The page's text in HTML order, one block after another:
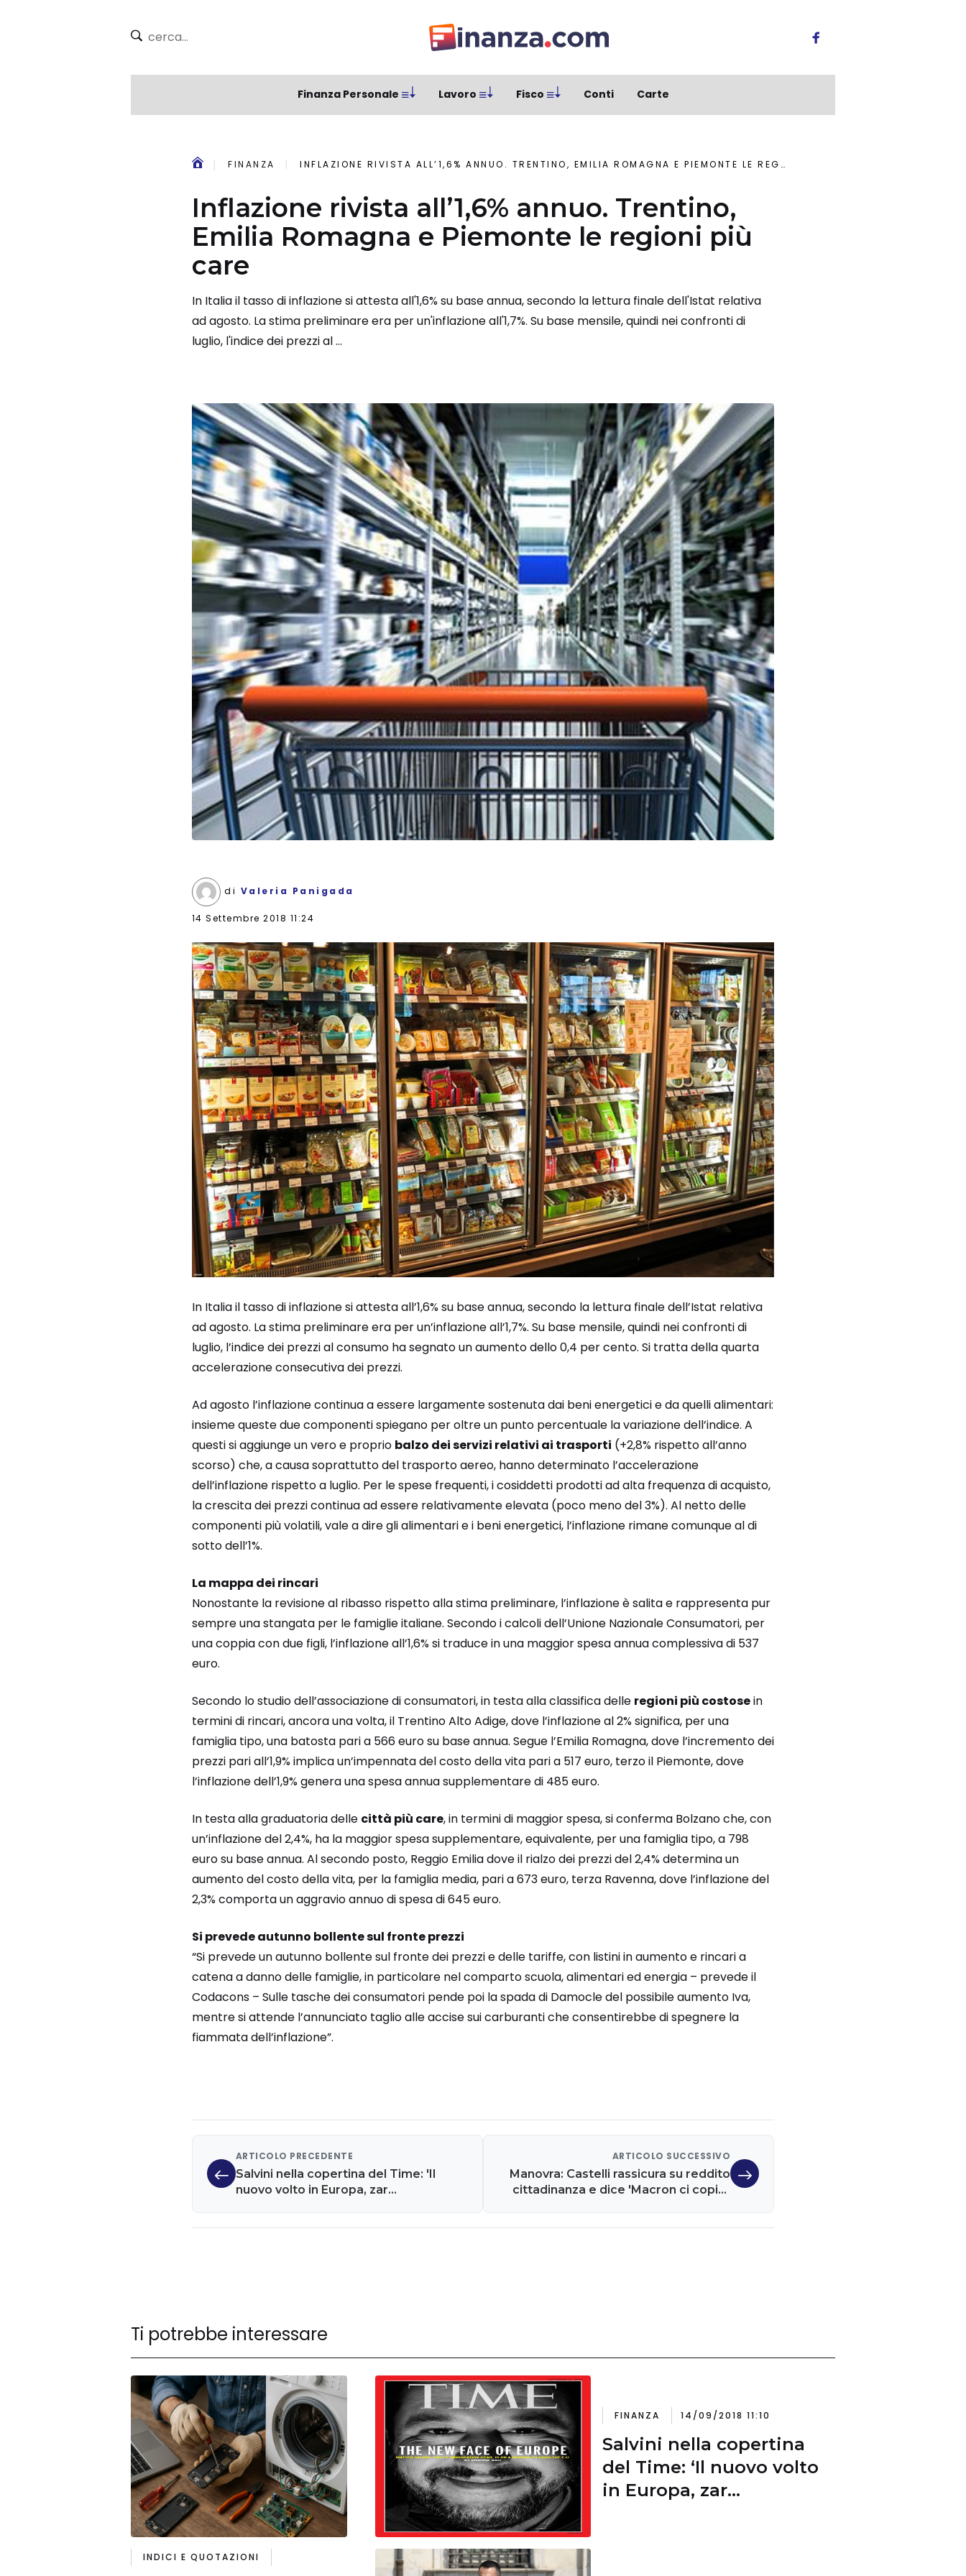
Finanza Personale Lavoro Fisco Conti Carte
FINANZA INFLAZIONE RIVISTA ALL’1,6% ANNUO. TRENTINO, EMILIA ROMAGNA E PIEMONTE LE REGIONI PIÙ CARE
Inflazione rivista all’1,6% annuo. Trentino,
Emilia Romagna e Piemonte le regioni più
care
In Italia il tasso di inflazione si attesta all'1,6% su base annua, secondo la lettura finale dell'Istat relativa
ad agosto. La stima preliminare era per un'inflazione all'1,7%. Su base mensile, quindi nei confronti di
luglio, l'indice dei prezzi al ...
di Valeria Panigada
14 Settembre 2018 11:24
In Italia il tasso di inflazione si attesta all’1,6% su base annua, secondo la lettura finale dell’Istat relativa
ad agosto. La stima preliminare era per un’inflazione all’1,7%. Su base mensile, quindi nei confronti di
luglio, l’indice dei prezzi al consumo ha segnato un aumento dello 0,4 per cento. Si tratta della quarta
accelerazione consecutiva dei prezzi.
Ad agosto l’inflazione continua a essere largamente sostenuta dai beni energetici e da quelli alimentari:
insieme queste due componenti spiegano per oltre un punto percentuale la variazione dell’indice. A
questi si aggiunge un vero e proprio balzo dei servizi relativi ai trasporti (+2,8% rispetto all’anno
scorso) che, a causa soprattutto del trasporto aereo, hanno determinato l’accelerazione
dell’inflazione rispetto a luglio. Per le spese frequenti, i cosiddetti prodotti ad alta frequenza di acquisto,
la crescita dei prezzi continua ad essere relativamente elevata (poco meno del 3%). Al netto delle
componenti più volatili, vale a dire gli alimentari e i beni energetici, l’inflazione rimane comunque al di
sotto dell’1%.
La mappa dei rincari
Nonostante la revisione al ribasso rispetto alla stima preliminare, l’inflazione è salita e rappresenta pur
sempre una stangata per le famiglie italiane. Secondo i calcoli dell’Unione Nazionale Consumatori, per
una coppia con due figli, l’inflazione all’1,6% si traduce in una maggior spesa annua complessiva di 537
euro.
Secondo lo studio dell’associazione di consumatori, in testa alla classifica delle regioni più costosein
termini di rincari, ancora una volta, il Trentino Alto Adige, dove l’inflazione al 2% significa, per una
famiglia tipo, una batosta pari a 566 euro su base annua. Segue l’Emilia Romagna, dove l’incremento dei
prezzi pari all’1,9% implica un’impennata del costo della vita pari a 517 euro, terzo il Piemonte, dove
l’inflazione dell’1,9% genera una spesa annua supplementare di 485 euro.
In testa alla graduatoria delle città più care, in termini di maggior spesa, si conferma Bolzano che, con
un’inflazione del 2,4%, ha la maggior spesa supplementare, equivalente, per una famiglia tipo, a 798
euro su base annua. Al secondo posto, Reggio Emilia dove il rialzo dei prezzi del 2,4% determina un
aumento del costo della vita, per la famiglia media, pari a 673 euro, terza Ravenna, dove l’inflazione del
2,3% comporta un aggravio annuo di spesa di 645 euro.
Si prevede autunno bollente sul fronte prezzi
“Si prevede un autunno bollente sul fronte dei prezzi e delle tariffe, con listini in aumento e rincari a
catena a danno delle famiglie, in particolare nel comparto scuola, alimentari ed energia – prevede il
Codacons – Sulle tasche dei consumatori pende poi la spada di Damocle del possibile aumento Iva,
mentre si attende l’annunciato taglio alle accise sui carburanti che consentirebbe di spegnere la
fiammata dell’inflazione”.
ARTICOLO PRECEDENTE
Salvini nella copertina del Time: 'Il
nuovo volto in Europa, zar
ARTICOLO SUCCESSIVO
Manovra: Castelli rassicura su reddito
cittadinanza e dice 'Macron ci copia'.
Ti potrebbe interessare
INDICI E QUOTAZIONI
FINANZA 14/09/2018 11:10
Salvini nella copertina
del Time: ‘Il nuovo volto
in Europa, zar